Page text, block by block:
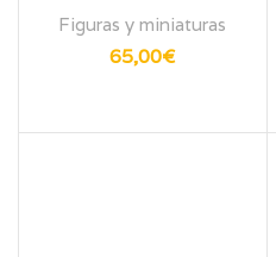
Figuras y miniaturas
65,00€